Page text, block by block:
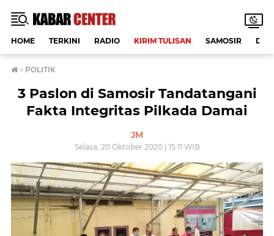
HOME TERKINI RADIO KIRIM TULISAN SAMOSIR
› POLITIK
3 Paslon di Samosir Tandatangani
Fakta Integritas Pilkada Damai
JM
Selasa, 20 Oktober 2020 | 15:11 WIB